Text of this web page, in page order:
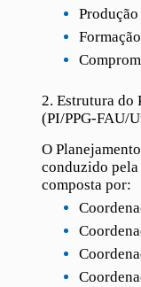
2. Estrutura do
(PI/PPG-FAU/
O
conduzido pela
composta por: